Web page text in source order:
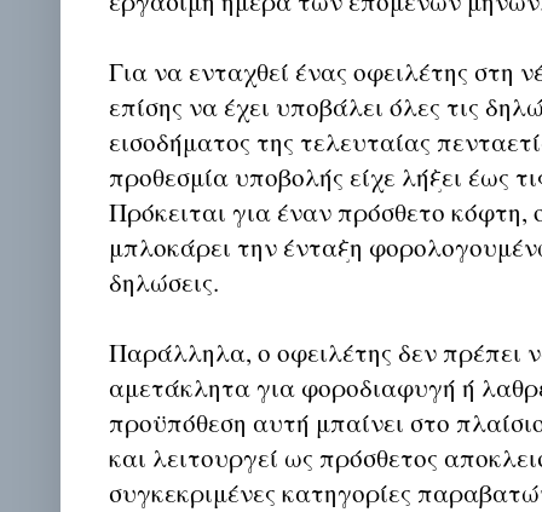
Για να ενταχθεί ένας οφειλέτης στη
επίσης να έχει υποβάλει όλες τις
εισοδήματος της τελευταίας
προθεσμία υποβολής είχε λήξει έως
Πρόκειται για έναν πρόσθετο κόφτη,
μπλοκάρει την ένταξη
δηλώσεις.
Παράλληλα, ο οφειλέτης δεν πρέπει
αμετάκλητα για φοροδιαφυγή ή
προϋπόθεση αυτή μπαίνει στο
και λειτουργεί ως πρόσθετος
συγκεκριμένες κατηγορίες